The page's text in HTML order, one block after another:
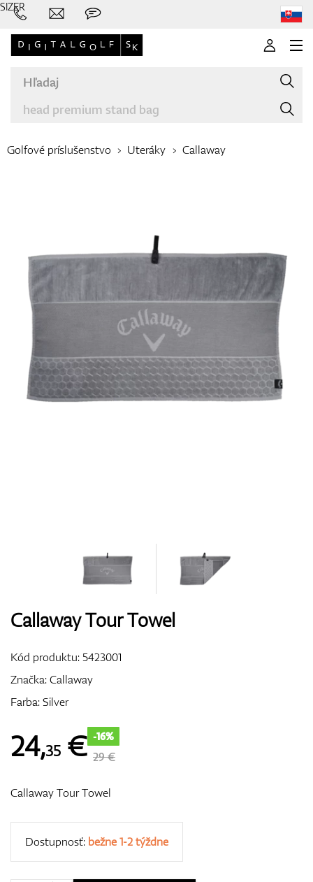
Palice
Oblečenie
Topánky
Darčekové poukážky
Golfové príslušenstvo Uteráky Callaway
Callaway Tour Towel
Kód produktu:5423001
Značka:Callaway
Farba: Silver
24,35 € -16%
29 €
Callaway Tour Towel
Dostupnosť: bežne 1-2 týždne
SIZER